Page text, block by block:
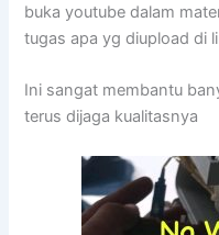
buka youtube dalam
tugas apa yg diupload di
Ini sangat membantu
terus dijaga kualitasnya